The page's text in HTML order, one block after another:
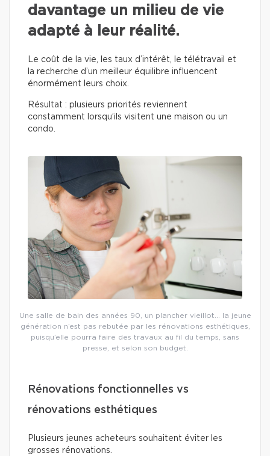
davantage un milieu de vie
adapté à leur réalité.
Le coût de la vie, les taux d’intérêt, le télétravail et
la recherche d’un meilleur équilibre influencent
énormément leurs choix.
Résultat : plusieurs priorités reviennent
constamment lorsqu’ils visitent une maison ou un
condo.
Une salle de bain des années 90, un plancher vieillot… la jeune
génération n’est pas rebutée par les rénovations esthétiques,
puisqu’elle pourra faire des travaux au fil du temps, sans
presse, et selon son budget.
Rénovations fonctionnelles vs
rénovations esthétiques
Plusieurs jeunes acheteurs souhaitent éviter les
grosses rénovations.